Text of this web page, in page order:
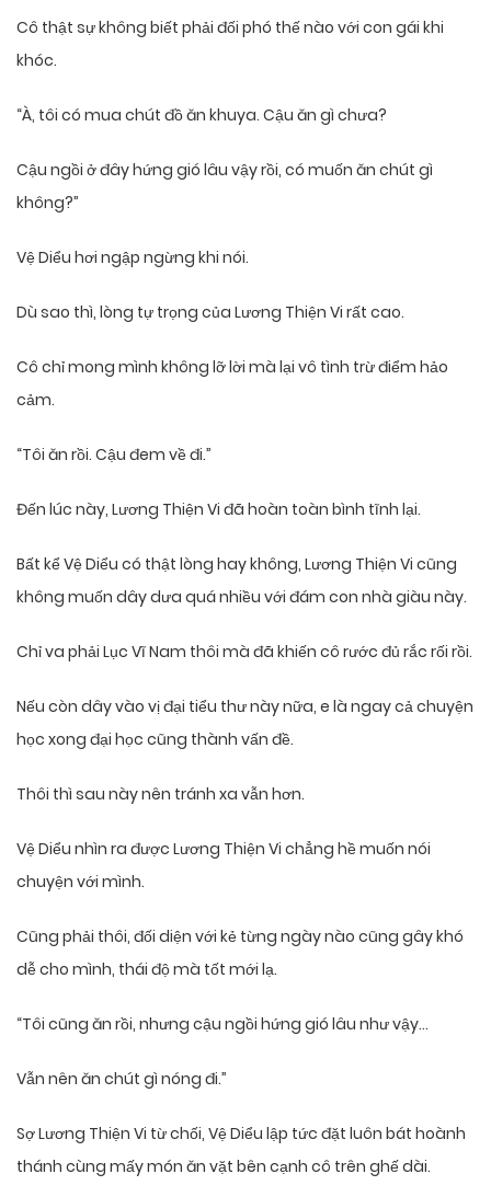
Cô thật sự không biết phải đối phó thế nào với con gái khi
khóc.
“À, tôi có mua chút đồ ăn khuya. Cậu ăn gì chưa?
Cậu ngồi ở đây hứng gió lâu vậy rồi, có muốn ăn chút gì
không?”
Vệ Diểu hơi ngập ngừng khi nói.
Dù sao thì, lòng tự trọng của Lương Thiện Vi rất cao.
Cô chỉ mong mình không lỡ lời mà lại vô tình trừ điểm hảo
cảm.
“Tôi ăn rồi. Cậu đem về đi.”
Đến lúc này, Lương Thiện Vi đã hoàn toàn bình tĩnh lại.
Bất kể Vệ Diểu có thật lòng hay không, Lương Thiện Vi cũng
không muốn dây dưa quá nhiều với đám con nhà giàu này.
Chỉ va phải Lục Vĩ Nam thôi mà đã khiến cô rước đủ rắc rối rồi.
Nếu còn dây vào vị đại tiểu thư này nữa, e là ngay cả chuyện
học xong đại học cũng thành vấn đề.
Thôi thì sau này nên tránh xa vẫn hơn.
Vệ Diểu nhìn ra được Lương Thiện Vi chẳng hề muốn nói
chuyện với mình.
Cũng phải thôi, đối diện với kẻ từng ngày nào cũng gây khó
dễ cho mình, thái độ mà tốt mới lạ.
“Tôi cũng ăn rồi, nhưng cậu ngồi hứng gió lâu như vậy…
Vẫn nên ăn chút gì nóng đi.”
Sợ Lương Thiện Vi từ chối, Vệ Diểu lập tức đặt luôn bát hoành
thánh cùng mấy món ăn vặt bên cạnh cô trên ghế dài.